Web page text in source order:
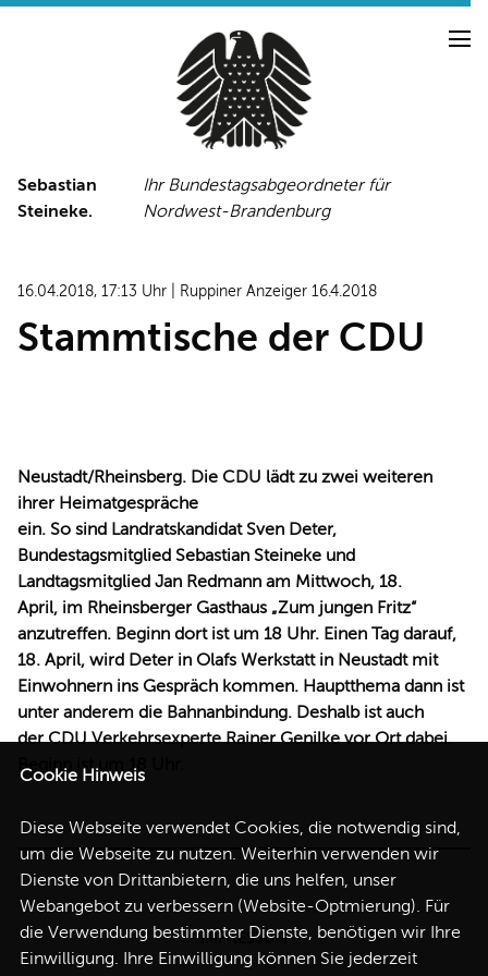
Sebastian
Steineke.
Ihr Bundestagsabgeordneter für
Nordwest-Brandenburg
NEUIGKEITEN
PRESSEFOTOS
REDEN
16.04.2018, 17:13 Uhr | Ruppiner Anzeiger 16.4.2018
Stammtische der CDU
Neustadt/Rheinsberg. Die CDU lädt zu zwei weiteren
ihrer Heimatgespräche
ein. So sind Landratskandidat Sven Deter,
Bundestagsmitglied Sebastian Steineke und
Landtagsmitglied Jan Redmann am Mittwoch, 18.
April, im Rheinsberger Gasthaus „Zum jungen Fritz“
anzutreffen. Beginn dort ist um 18 Uhr. Einen Tag darauf,
18. April, wird Deter in Olafs Werkstatt in Neustadt mit
Einwohnern ins Gespräch kommen. Hauptthema dann ist
unter anderem die Bahnanbindung. Deshalb ist auch
der CDU Verkehrsexperte Rainer Genilke vor Ort dabei.
Beginn ist um 18 Uhr.
IMPRESSUM
Cookie Hinweis
Diese Webseite verwendet Cookies, die notwendig sind,
um die Webseite zu nutzen. Weiterhin verwenden wir
Dienste von Drittanbietern, die uns helfen, unser
Webangebot zu verbessern (Website-Optmierung). Für
die Verwendung bestimmter Dienste, benötigen wir Ihre
Einwilligung. Ihre Einwilligung können Sie jederzeit